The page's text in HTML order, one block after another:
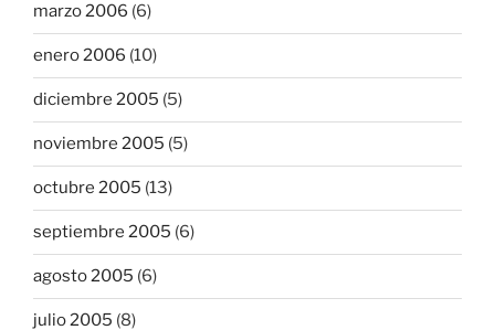
marzo 2006 (6)
enero 2006 (10)
diciembre 2005 (5)
noviembre 2005 (5)
octubre 2005 (13)
septiembre 2005 (6)
agosto 2005 (6)
julio 2005 (8)